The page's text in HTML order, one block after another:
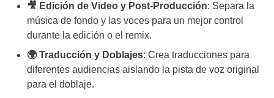
🎥 Edición de Video y Post-Producción: Separa la
música de fondo y las voces para un mejor control
durante la edición o el remix.
🌍 Traducción y Doblajes: Crea traducciones para
diferentes audiencias aislando la pista de voz original
para el doblaje.